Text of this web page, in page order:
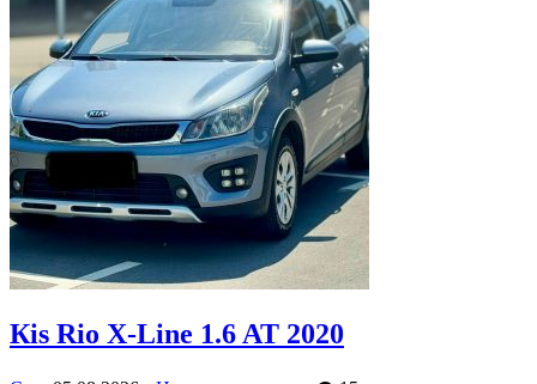
Кis Rio X-Line 1.6 AT 2020